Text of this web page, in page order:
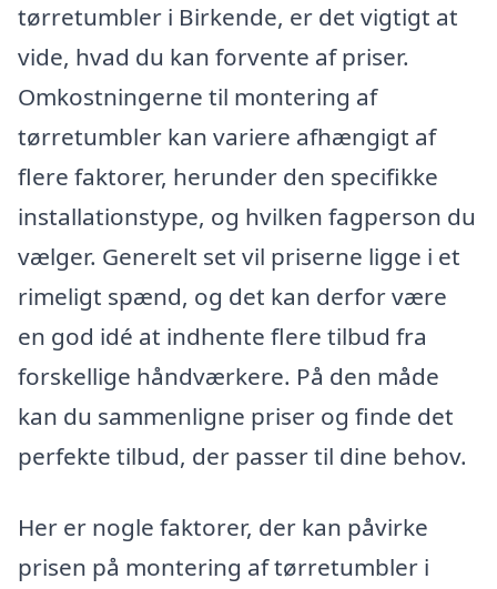
tørretumbler i Birkende, er det vigtigt at
vide, hvad du kan forvente af priser.
Omkostningerne til montering af
tørretumbler kan variere afhængigt af
flere faktorer, herunder den specifikke
installationstype, og hvilken fagperson du
vælger. Generelt set vil priserne ligge i et
rimeligt spænd, og det kan derfor være
en god idé at indhente flere tilbud fra
forskellige håndværkere. På den måde
kan du sammenligne priser og finde det
perfekte tilbud, der passer til dine behov.
Her er nogle faktorer, der kan påvirke
prisen på montering af tørretumbler i